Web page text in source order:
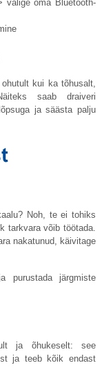
valige oma Bluetooth-
kui ka tõhusalt,
saab draiveri
ja säästa palju
Noh, te ei tohiks
tarkvara võib töötada.
nakatunud, käivitage
purustada järgmiste
ja õhukeselt: see
ja teeb kõik endast